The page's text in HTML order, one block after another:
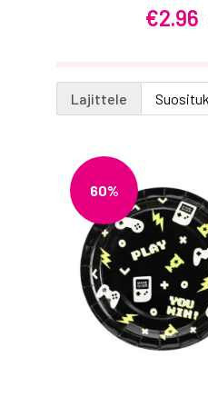
€2.96
Lajittele
60%